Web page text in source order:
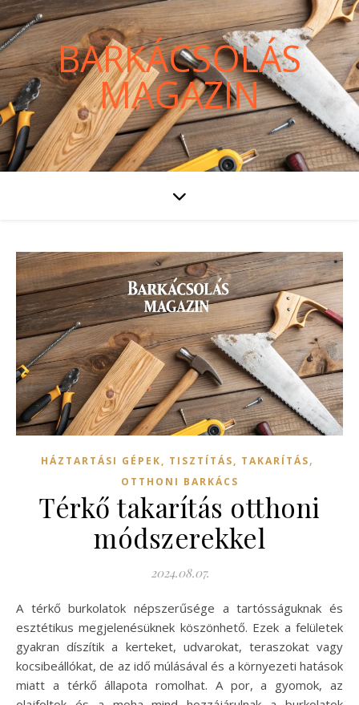
BARKÁCSOLÁS
MAGAZIN
HÁZTARTÁSI GÉPEK, TISZTÍTÁS, TAKARÍTÁS,
OTTHONI BARKÁCS
Térkő takarítás otthoni
módszerekkel
2024.08.07.
A térkő burkolatok népszerűsége a tartósságuknak és
esztétikus megjelenésüknek köszönhető. Ezek a felületek
gyakran díszítik a kerteket, udvarokat, teraszokat vagy
kocsibeállókat, de az idő múlásával és a környezeti hatások
miatt a térkő állapota romolhat. A por, a gyomok, az